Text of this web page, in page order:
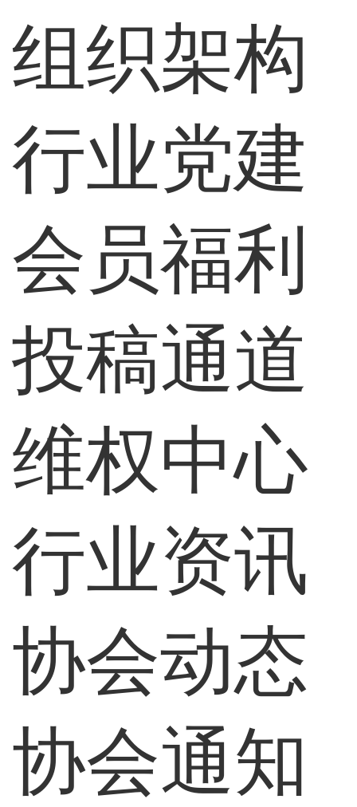
组织架构
行业党建
会员福利
投稿通道
维权中心
行业资讯
协会动态
协会通知